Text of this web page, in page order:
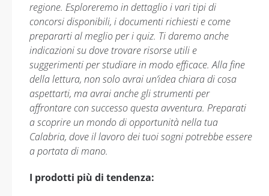
regione. Esploreremo in dettaglio i vari tipi di
concorsi disponibili, i documenti richiesti e come
prepararti al meglio per i quiz. Ti daremo anche
indicazioni su dove trovare risorse utili e
suggerimenti per studiare in modo efficace. Alla fine
della lettura, non solo avrai un’idea chiara di cosa
aspettarti, ma avrai anche gli strumenti per
affrontare con successo questa avventura. Preparati
a scoprire un mondo di opportunità nella tua
Calabria, dove il lavoro dei tuoi sogni potrebbe essere
a portata di mano.
I prodotti più di tendenza: